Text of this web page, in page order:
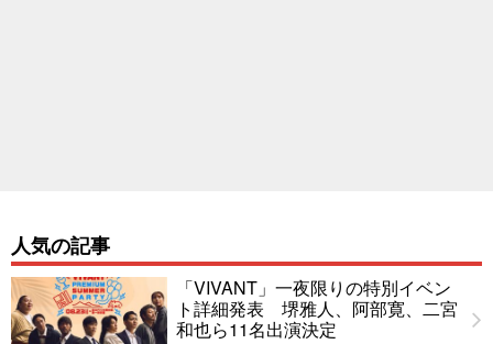
人気の記事
「VIVANT」一夜限りの特別イベン
ト詳細発表 堺雅人、阿部寛、二宮
和也ら11名出演決定